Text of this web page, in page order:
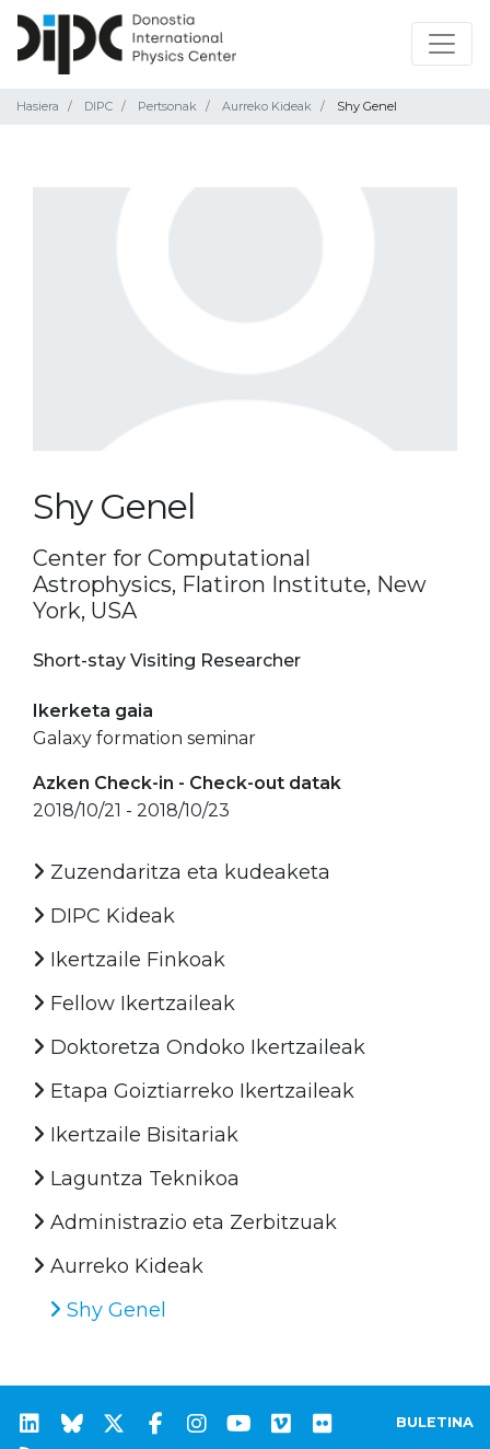
Hasiera DIPC Pertsonak Aurreko Kideak Shy Genel
Shy Genel
Center for Computational
Astrophysics, Flatiron Institute, New
York, USA
Short-stay Visiting Researcher
Ikerketa gaia
Galaxy formation seminar
Azken Check-in - Check-out datak
2018/10/21 - 2018/10/23
Zuzendaritza eta kudeaketa
DIPC Kideak
Ikertzaile Finkoak
Fellow Ikertzaileak
Doktoretza Ondoko Ikertzaileak
Etapa Goiztiarreko Ikertzaileak
Ikertzaile Bisitariak
Laguntza Teknikoa
Administrazio eta Zerbitzuak
Aurreko Kideak
Shy Genel
BULETINA